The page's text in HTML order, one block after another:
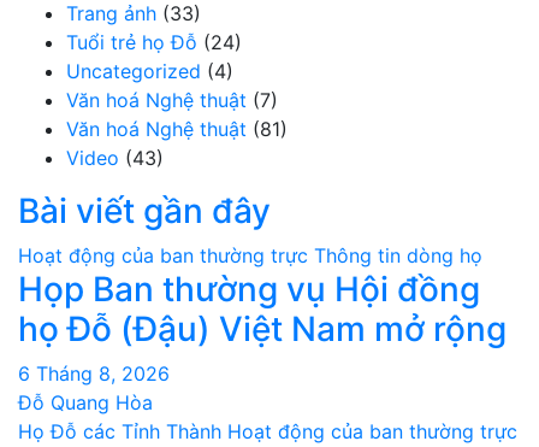
Trang ảnh (33)
Tuổi trẻ họ Đỗ (24)
Uncategorized (4)
Văn hoá Nghệ thuật (7)
Văn hoá Nghệ thuật (81)
Video (43)
Bài viết gần đây
Hoạt động của ban thường trực Thông tin dòng họ
Họp Ban thường vụ Hội đồng
họ Đỗ (Đậu) Việt Nam mở rộng
6 Tháng 8, 2026
Đỗ Quang Hòa
Họ Đỗ các Tỉnh Thành Hoạt động của ban thường trực